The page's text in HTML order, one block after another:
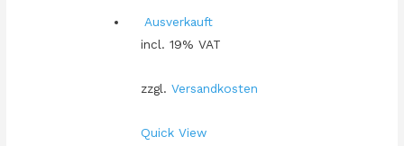
Ausverkauft
incl. 19% VAT
zzgl. Versandkosten
Quick View